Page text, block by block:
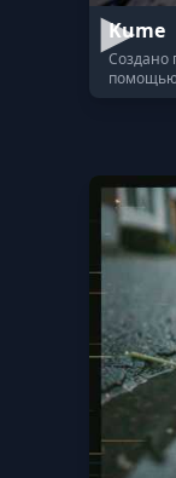
Kume
Создано